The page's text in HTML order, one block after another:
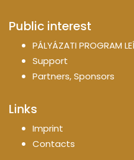
Public interest
PÁLYÁZATI PROGRAM
Support
Partners, Sponsors
Links
Imprint
Contacts